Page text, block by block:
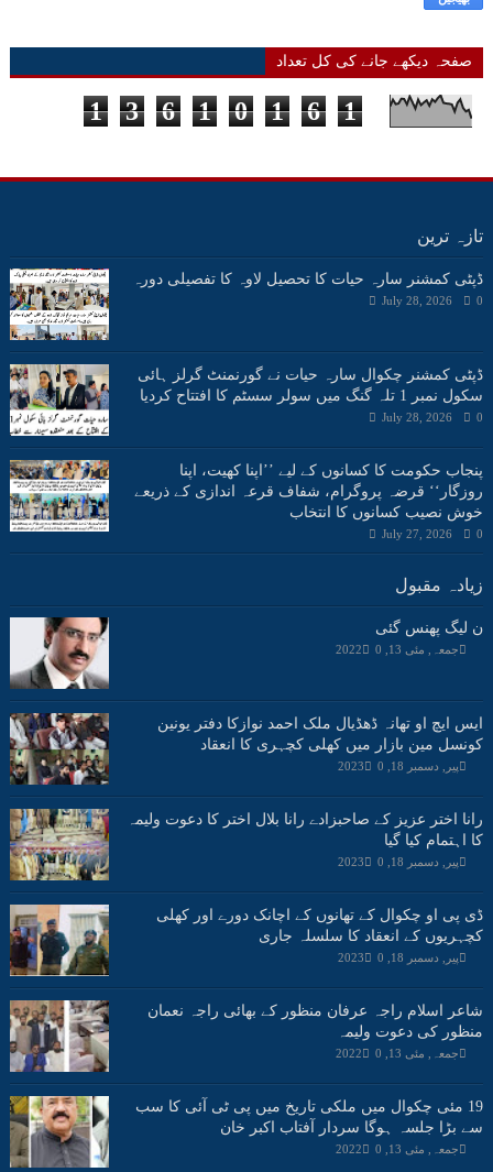
صفحہ دیکھے جانے کی کل تعداد
1 3 6 1 0 1 6 1
تازہ ترین
ڈپٹی کمشنر سارہ حیات کا تحصیل لاوہ کا تفصیلی دورہ
July 28, 2026 0
ڈپٹی کمشنر چکوال سارہ حیات نے گورنمنٹ گرلز ہائی
سکول نمبر 1 تلہ گنگ میں سولر سسٹم کا افتتاح کردیا
July 28, 2026 0
پنجاب حکومت کا کسانوں کے لیے ’’اپنا کھیت، اپنا
روزگار‘‘ قرضہ پروگرام، شفاف قرعہ اندازی کے ذریعے
خوش نصیب کسانوں کا انتخاب
July 27, 2026 0
زیادہ مقبول
ن لیگ پھنس گئی
جمعہ, مئی 13, 2022 0
ایس ایچ او تھانہ ڈھڈیال ملک احمد نوازکا دفتر یونین
کونسل مین بازار میں کھلی کچہری کا انعقاد
پیر, دسمبر 18, 2023 0
رانا اختر عزیز کے صاحبزادے رانا بلال اختر کا دعوت ولیمہ
کا اہتمام کیا گیا
پیر, دسمبر 18, 2023 0
ڈی پی او چکوال کے تھانوں کے اچانک دورے اور کھلی
کچہریوں کے انعقاد کا سلسلہ جاری
پیر, دسمبر 18, 2023 0
شاعر اسلام راجہ عرفان منظور کے بھائی راجہ نعمان
منظور کی دعوت ولیمہ
جمعہ, مئی 13, 2022 0
19 مئی چکوال میں ملکی تاریخ میں پی ٹی آئی کا سب
سے بڑا جلسہ ہوگا سردار آفتاب اکبر خان
جمعہ, مئی 13, 2022 0